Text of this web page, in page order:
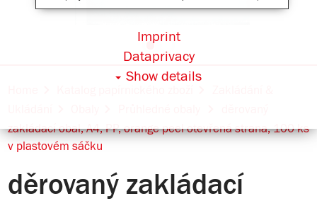
zakládací obal, A4, PP, orange peel otevřená strana, 100 ks
v plastovém sáčku
děrovaný zakládací
Show details
Dataprivacy
Imprint